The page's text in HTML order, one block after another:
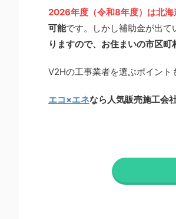
2026年度（令和8年度）は北
可能です。しかし補助金が出て
りますので、お住まいの市区
V2Hの工事業者を選ぶポイント
エコ×エネなら人気販売施工会